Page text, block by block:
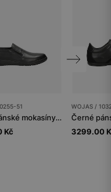
51
Černé pánské mokasíny z lícové kůže
Kč
WOJAS /
3299.00